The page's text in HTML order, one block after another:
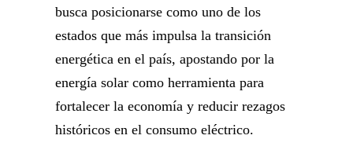
busca posicionarse como uno de los
estados que más impulsa la transición
energética en el país, apostando por la
energía solar como herramienta para
fortalecer la economía y reducir rezagos
históricos en el consumo eléctrico.